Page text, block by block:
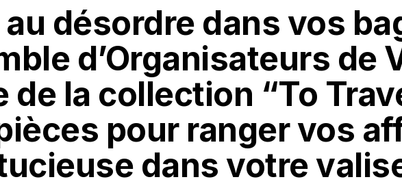
désordre dans vos
d’Organisateurs de
de la collection “To
pour ranger vos
dans votre